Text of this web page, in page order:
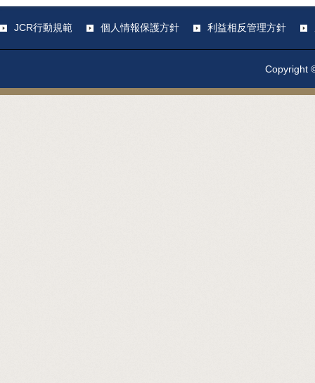
JCR行動規範 個人情報保護方針 利益相反管理方針
Copyright